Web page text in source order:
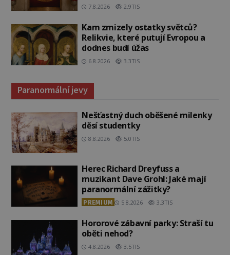
7.8.2026 2.9TIS
Kam zmizely ostatky světců?
Relikvie, které putují Evropou a
dodnes budí úžas
6.8.2026 3.3TIS
Paranormální jevy
Nešťastný duch oběšené milenky
děsí studentky
8.8.2026 5.0TIS
Herec Richard Dreyfuss a
muzikant Dave Grohl: Jaké mají
paranormální zážitky?
PREMIUM 5.8.2026 3.3TIS
Hororové zábavní parky: Straší tu
oběti nehod?
4.8.2026 3.5TIS